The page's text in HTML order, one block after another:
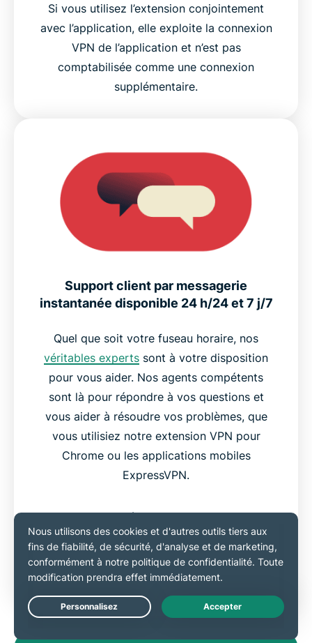
Si vous utilisez l’extension conjointement
avec l’application, elle exploite la connexion
VPN de l’application et n’est pas
comptabilisée comme une connexion
supplémentaire.
Support client par messagerie
instantanée disponible 24 h/24 et 7 j/7
Quel que soit votre fuseau horaire, nos
véritables experts sont à votre disposition
pour vous aider. Nos agents compétents
sont là pour répondre à vos questions et
vous aider à résoudre vos problèmes, que
vous utilisiez notre extension VPN pour
Chrome ou les applications mobiles
ExpressVPN.
Vous pouvez accéder au portail d’assistance
par messagerie instantanée sur notre site
Internet ou directement depuis notre
extension pour Chrome.
Live Chat